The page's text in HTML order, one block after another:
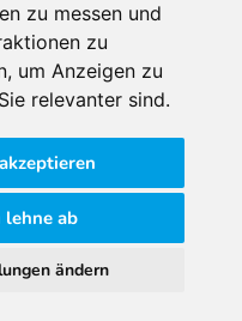
zu messen und
zu
, um Anzeigen zu
relevanter sind.
lehne ab
ändern